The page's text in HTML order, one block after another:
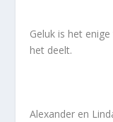
Geluk is het
het deelt.
Alexander en